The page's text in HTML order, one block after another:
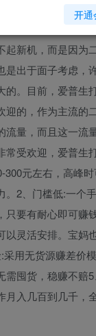
这个项目实际上是
些家长去买二手打
起新机，而是因为
是出于面子考虑，
的。目前，爱普生
迎的，作为主流的
流量，而且这一流
常受欢迎，爱普生
300元左右，高峰
。2、门槛低:一个
只要有耐心即可赚
以灵活安排。宝妈
用无货源赚差价
需囤货，稳赚不赔
月入几百到几千，
开通